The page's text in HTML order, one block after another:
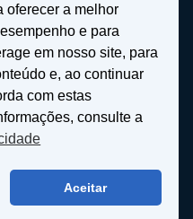
27 - Centro - São João
® 2026 - Todos os
oferecer a melhor
e para
em nosso site, para
e, ao continuar
com estas
consulte a
Aceitar